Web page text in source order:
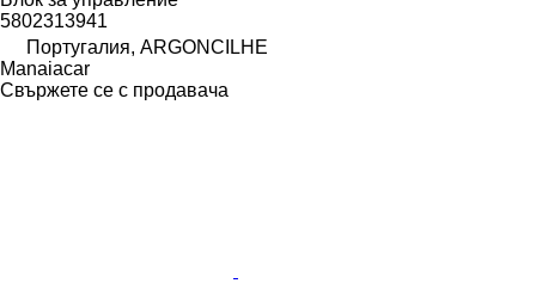
5802313941
Португалия, ARGONCILHE
Manaiacar
Свържете се с продавача